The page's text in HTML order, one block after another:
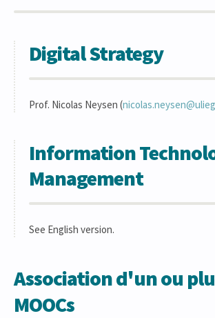
Digital Strategy
Prof. Nicolas Neysen (
Information
Management
See English version.
Association d'un ou
MOOCs